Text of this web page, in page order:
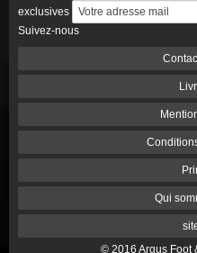
exclusives
Suivez-nous
Qui
© 2016 Argus Foot